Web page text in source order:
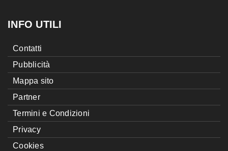
INFO UTILI
Contatti
Pubblicità
Mappa sito
Partner
Termini e Condizioni
Privacy
Cookies